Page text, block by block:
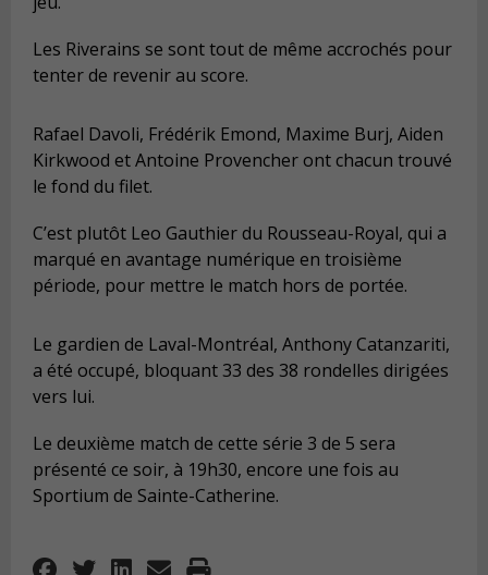
Les Riverains se sont tout de même accrochés pour
tenter de revenir au score.
Rafael Davoli, Frédérik Emond, Maxime Burj, Aiden
Kirkwood et Antoine Provencher ont chacun trouvé
le fond du filet.
C’est plutôt Leo Gauthier du Rousseau-Royal, qui a
marqué en avantage numérique en troisième
période, pour mettre le match hors de portée.
Le gardien de Laval-Montréal, Anthony Catanzariti,
a été occupé, bloquant 33 des 38 rondelles dirigées
vers lui.
Le deuxième match de cette série 3 de 5 sera
présenté ce soir, à 19h30, encore une fois au
Sportium de Sainte-Catherine.